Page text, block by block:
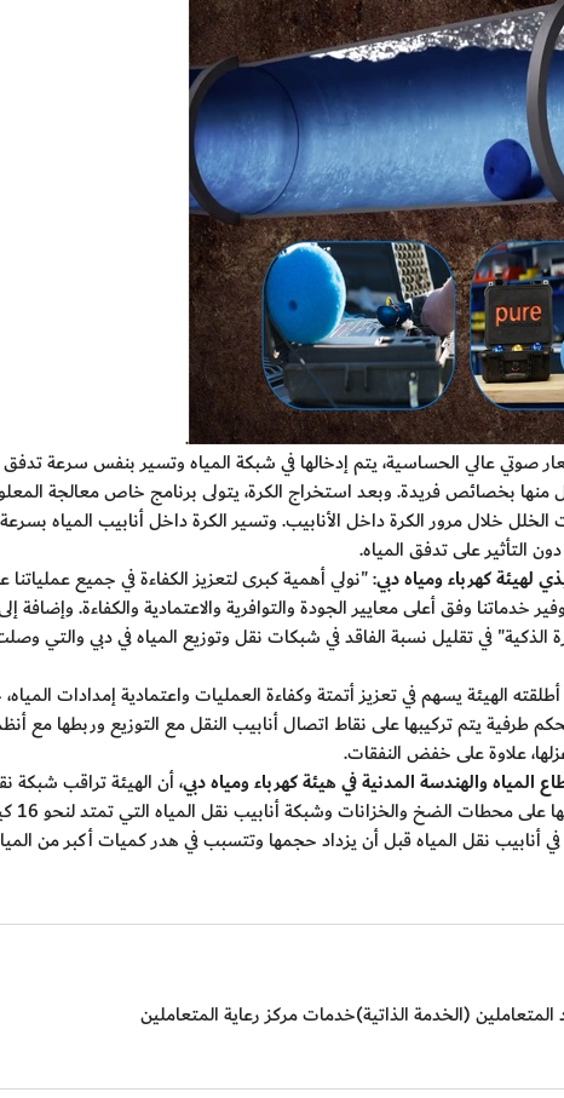
.
صوتي عالي الحساسية، يتم إدخالها في شبكة المياه وتسير بنفس سرعة
منها بخصائص فريدة. وبعد استخراج الكرة، يتولى برنامج خاص معالجة
.
لهيئة كهرباء ومياه دبي: "نولي أهمية كبرى لتعزيز الكفاءة في جميع عملياتنا
خدماتنا وفق أعلى معايير الجودة والتوافرية والاعتمادية والكفاءة.
أطلقته الهيئة يسهم في تعزيز أتمتة وكفاءة العمليات واعتمادية إمدادات
طرفية يتم تركيبها على نقاط اتصال أنابيب النقل مع التوزيع وربطها مع
علاوة على خفض النفقات.
المياه والهندسة المدنية في هيئة كهرباء ومياه دبي، أن الهيئة تراقب شبكة
أنابيب نقل المياه قبل أن يزداد حجمها وتتسبب في هدر كميات أكبر من
(الخدمة الذاتية)خدمات مركز رعاية المتعاملين